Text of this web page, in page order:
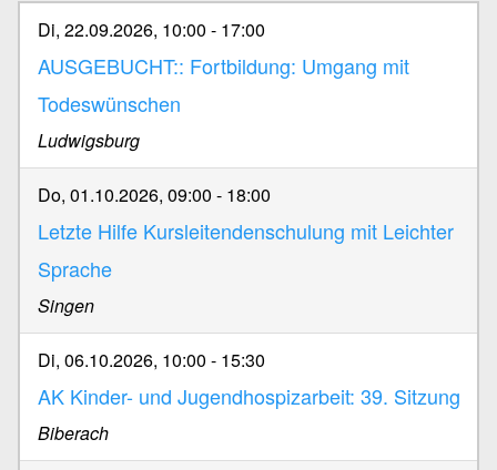
Di, 22.09.2026, 10:00 - 17:00
AUSGEBUCHT:: Fortbildung: Umgang mit
Todeswünschen
Ludwigsburg
Do, 01.10.2026, 09:00 - 18:00
Letzte Hilfe Kursleitendenschulung mit Leichter
Sprache
Singen
Di, 06.10.2026, 10:00 - 15:30
AK Kinder- und Jugendhospizarbeit: 39. Sitzung
Biberach